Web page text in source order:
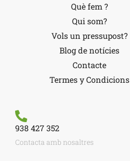
Què fem ?
Qui som?
Vols un pressupost?
Blog de notícies
Contacte
Termes y Condicions
938 427 352
Contacta amb nosaltres